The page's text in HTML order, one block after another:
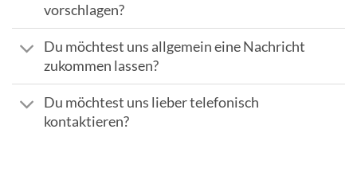
vorschlagen?
Du möchtest uns allgemein eine Nachricht
zukommen lassen?
Du möchtest uns lieber telefonisch
kontaktieren?